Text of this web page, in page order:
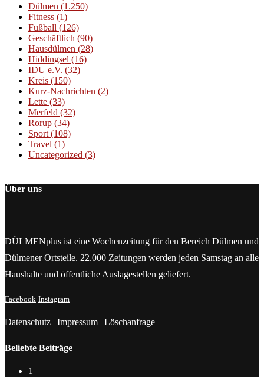
Dülmen (1.250)
Fitness (1)
Fußball (126)
Geschäftlich (90)
Hausdülmen (28)
Hiddingsel (16)
IDU e.V. (32)
Kreis (150)
Kurz-Nachrichten (2)
Lette (33)
Merfeld (32)
Rorup (34)
Sport(108)
Travel (1)
Uncategorized (3)
Über uns
DÜLMENplus ist eine Wochenzeitung für den Bereich Dülmen und
Dülmener Ortsteile. 22.000 Zeitungen werden jeden Samstag an alle
Haushalte und öffentliche Auslagestellen geliefert.
Facebook Instagram
Datenschutz | Impressum | Löschanfrage
Beliebte Beiträge
1